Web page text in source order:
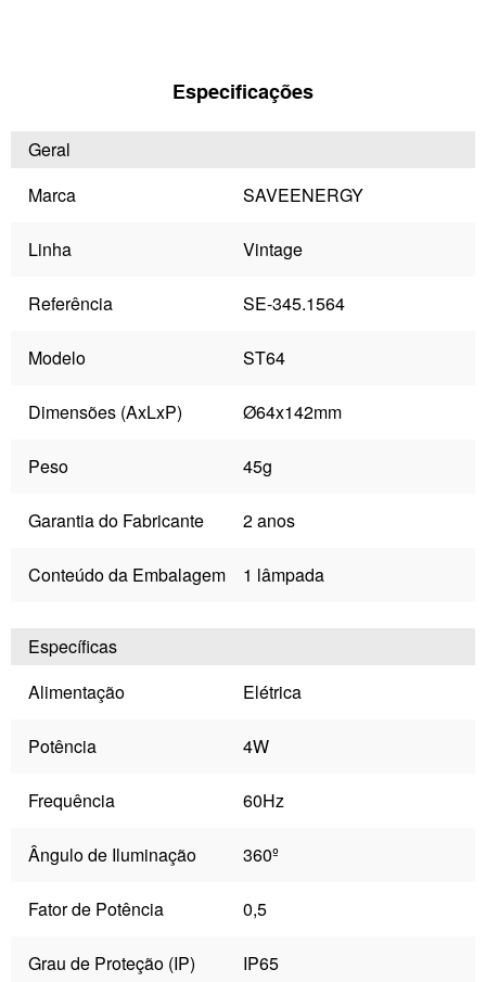
Especificações
Geral
Marca
SAVEENERGY
Linha Vintage
Referência SE-345.1564
Modelo ST64
Dimensões (AxLxP) Ø64x142mm
Peso 45g
Garantia do Fabricante 2 anos
Conteúdo da Embalagem 1 lâmpada
Específicas
Alimentação
Elétrica
Potência 4W
Frequência 60Hz
Ângulo de Iluminação 360º
Fator de Potência 0,5
Grau de Proteção (IP) IP65